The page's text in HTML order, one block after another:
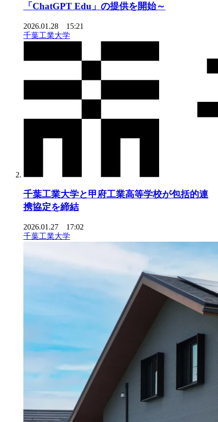
「ChatGPT Edu」の提供を開始～
2026.01.28 15:21
千葉工業大学
千葉工業大学と甲府工業高等学校が包括的連
携協定を締結
2026.01.27 17:02
千葉工業大学